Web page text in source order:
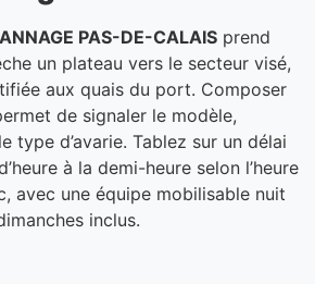
PAS-DE-CALAIS prend
un plateau vers le secteur visé,
aux quais du port. Composer
de signaler le modèle,
type d’avarie. Tablez sur un délai
à la demi-heure selon l’heure
avec une équipe mobilisable nuit
inclus.